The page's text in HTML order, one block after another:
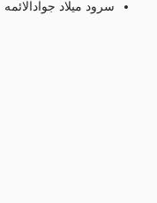
سرود میلاد جوادالائمه